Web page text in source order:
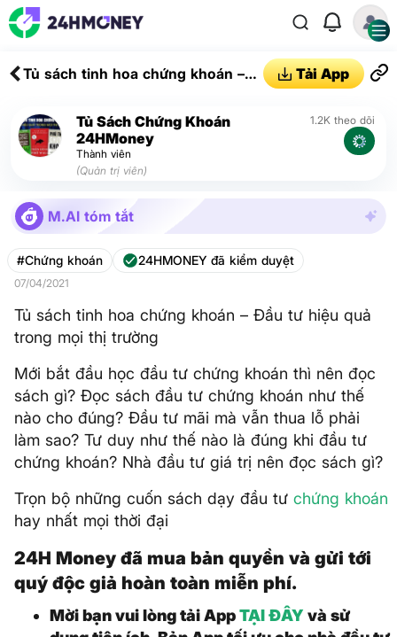
Tủ sách tinh hoa chứng khoán –
trường
Tải App
Tủ Sách Chứng Khoán
24HMoney
Thành viên
(Quản trị viên)
1.2K theo dõi
M.AI tóm tắt
#Chứng khoán 24HMONEY đã kiểm duyệt
07/04/2021
Tủ sách tinh hoa chứng khoán – Đầu tư hiệu quả
trong mọi thị trường
Mới bắt đầu học đầu tư chứng khoán thì nên đọc
sách gì? Đọc sách đầu tư chứng khoán như thế
nào cho đúng? Đầu tư mãi mà vẫn thua lỗ phải
làm sao? Tư duy như thế nào là đúng khi đầu tư
chứng khoán? Nhà đầu tư giá trị nên đọc sách gì?
Trọn bộ những cuốn sách dạy đầu tư chứng khoán
hay nhất mọi thời đại
24H Money đã mua bản quyền và gửi tới
quý độc giả hoàn toàn miễn phí.
Mời bạn vui lòng tải AppTẠI ĐÂY và sử